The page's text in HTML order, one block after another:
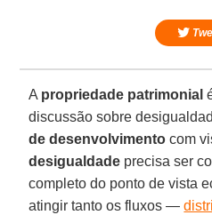
A propriedade patrimonial
discussão sobre
de desenvolvimento com
desigualdade precisa ser
completo do ponto de vista
atingir tanto os fluxos —